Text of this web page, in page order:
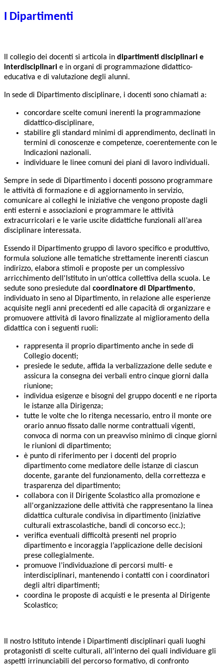
I Dipartimenti
Il collegio dei docenti si articola in dipartimenti disciplinari e
interdisciplinari e in organi di programmazione didattico-
educativa e di valutazione degli alunni.
In sede di Dipartimento disciplinare, i docenti sono chiamati a:
concordare scelte comuni inerenti la programmazione
didattico-disciplinare,
stabilire gli standard minimi di apprendimento, declinati in
termini di conoscenze e competenze, coerentemente con le
Indicazioni nazionali.
individuare le linee comuni dei piani di lavoro individuali.
Sempre in sede di Dipartimento i docenti possono programmare
le attività di formazione e di aggiornamento in servizio,
comunicare ai colleghi le iniziative che vengono proposte dagli
enti esterni e associazioni e programmare le attività
extracurricolari e le varie uscite didattiche funzionali all’area
disciplinare interessata.
Essendo il Dipartimento gruppo di lavoro specifico e produttivo,
formula soluzione alle tematiche strettamente inerenti ciascun
indirizzo, elabora stimoli e proposte per un complessivo
arricchimento dell'Istituto in un'ottica collettiva della scuola. Le
sedute sono presiedute dal coordinatore di Dipartimento,
individuato in seno al Dipartimento, in relazione alle esperienze
acquisite negli anni precedenti ed alle capacità di organizzare e
promuovere attività di lavoro finalizzate al miglioramento della
didattica con i seguenti ruoli:
rappresenta il proprio dipartimento anche in sede di
Collegio docenti;
presiede le sedute, affida la verbalizzazione delle sedute e
assicura la consegna dei verbali entro cinque giorni dalla
riunione;
individua esigenze e bisogni del gruppo docenti e ne riporta
le istanze alla Dirigenza;
tutte le volte che lo ritenga necessario, entro il monte ore
orario annuo fissato dalle norme contrattuali vigenti,
convoca di norma con un preavviso minimo di cinque giorni
le riunioni di dipartimento;
è punto di riferimento per i docenti del proprio
dipartimento come mediatore delle istanze di ciascun
docente, garante del funzionamento, della correttezza e
trasparenza del dipartimento;
collabora con il Dirigente Scolastico alla promozione e
all'organizzazione delle attività che rappresentano la linea
didattica culturale condivisa in dipartimento (iniziative
culturali extrascolastiche, bandi di concorso ecc.);
verifica eventuali difficoltà presenti nel proprio
dipartimento e incoraggia l’applicazione delle decisioni
prese collegialmente.
promuove l’individuazione di percorsi multi- e
interdisciplinari, mantenendo i contatti con i coordinatori
degli altri dipartimenti;
coordina le proposte di acquisti e le presenta al Dirigente
Scolastico;
Il nostro Istituto intende i Dipartimenti disciplinari quali luoghi
protagonisti di scelte culturali, all'interno dei quali individuare gli
aspetti irrinunciabili del percorso formativo, di confronto